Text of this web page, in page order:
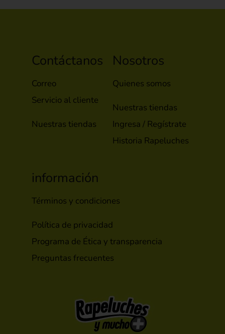
Contáctanos
Correo
Servicio al cliente
Nuestras tiendas
Nosotros
Quienes somos
Nuestras tiendas
Ingresa / Regístrate
Historia Rapeluches
información
Términos y condiciones
Política de privacidad
Programa de Ética y transparencia
Preguntas frecuentes